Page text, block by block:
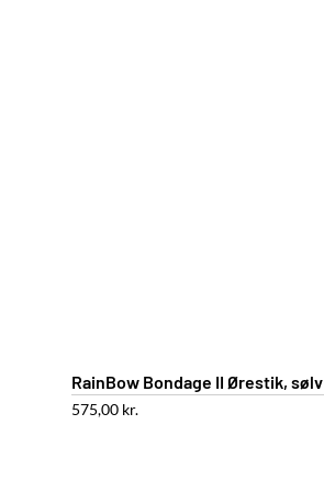
RainBow Bondage II Ørestik, sølv
575,00 kr.